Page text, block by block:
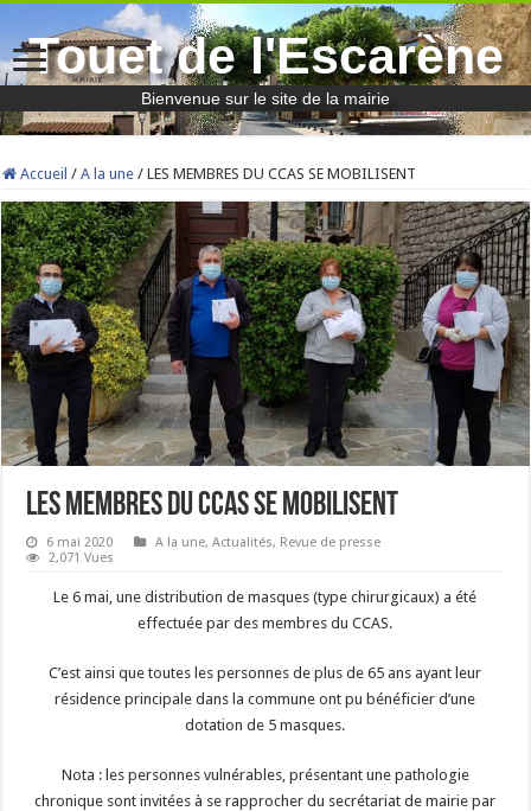
Touet de l'Escarène
Bienvenue sur le site de la mairie
Accueil / A la une / LES MEMBRES DU CCAS SE MOBILISENT
LES MEMBRES DU CCAS SE MOBILISENT
6 mai 2020 A la une,Actualités, Revue de presse
2,071 Vues
Le 6 mai, une distribution de masques (type chirurgicaux) a été
effectuée par des membres du CCAS.
C’est ainsi que toutes les personnes de plus de 65 ans ayant leur
résidence principale dans la commune ont pu bénéficier d’une
dotation de 5 masques.
Nota : les personnes vulnérables, présentant une pathologie
chronique sont invitées à se rapprocher du secrétariat de mairie par